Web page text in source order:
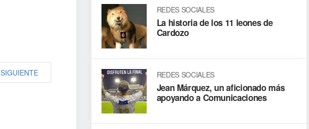
SIGUIENTE
REDES SOCIALES
La historia de los 11 leones de
Cardozo
REDES SOCIALES
Jean Márquez, un aficionado más
apoyando a Comunicaciones